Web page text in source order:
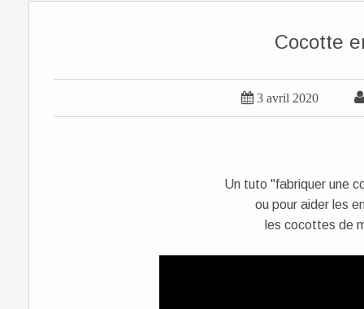
Cocotte
 3 avril 2020
Un tuto "fabriquer une
ou pour aider les
les cocottes de